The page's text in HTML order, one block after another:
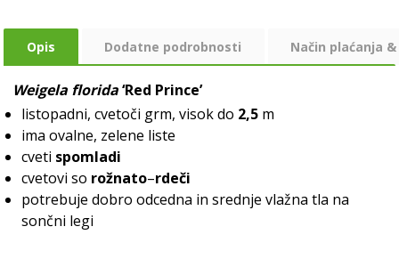
Opis Dodatne podrobnosti Način plaćanja
Weigela florida‘Red Prince’
listopadni, cvetoči grm, visok do 2,5 m
ima ovalne, zelene liste
cveti spomladi
cvetovi so rožnato–rdeči
potrebuje dobro odcedna in srednje vlažna tla na
sončni legi